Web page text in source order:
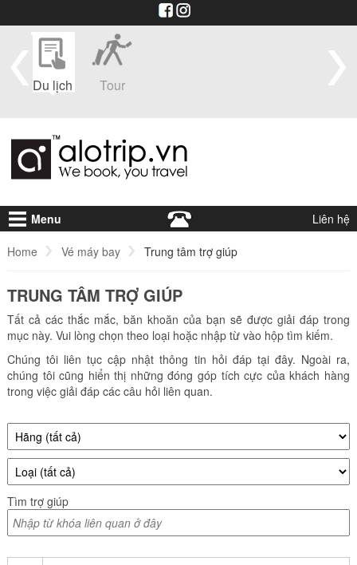
Du lịch Tour
Menu Liên hệ
Home Vé máy bay Trung tâm trợ giúp
TRUNG TÂM TRỢ GIÚP
Tất cả các thắc mắc, băn khoăn của bạn sẽ được giải đáp trong
mục này. Vui lòng chọn theo loại hoặc nhập từ vào hộp tìm kiếm.
Chúng tôi liên tục cập nhật thông tin hỏi đáp tại đây. Ngoài ra,
chúng tôi cũng hiển thị những đóng góp tích cực của khách hàng
trong việc giải đáp các câu hỏi liên quan.
Tìm trợ giúp